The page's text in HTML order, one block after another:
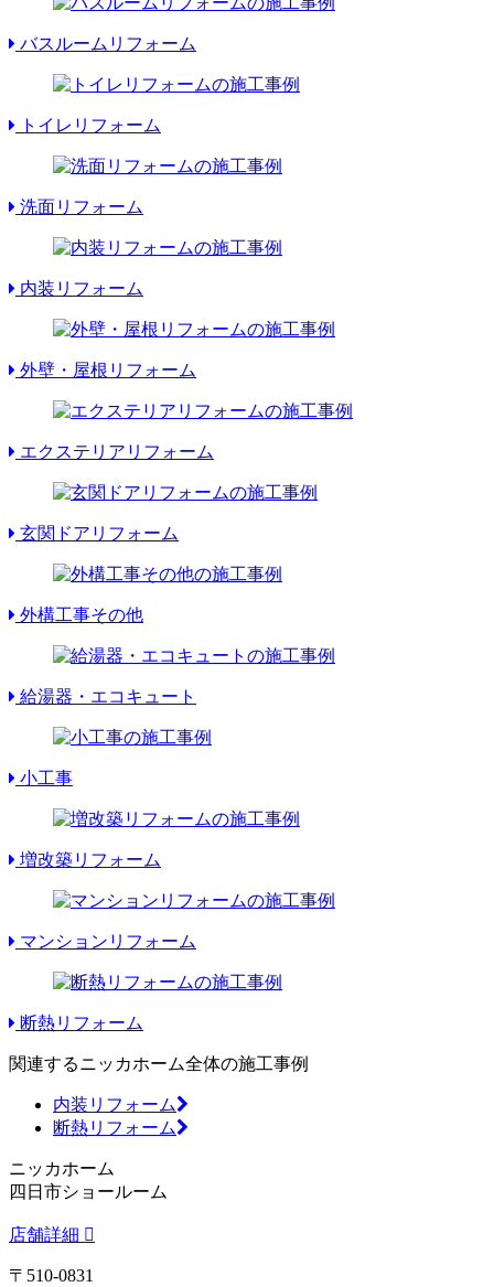
バスルームリフォーム
トイレリフォーム
洗面リフォーム
内装リフォーム
外壁・屋根リフォーム
エクステリアリフォーム
玄関ドアリフォーム
外構工事その他
給湯器・エコキュート
小工事
増改築リフォーム
マンションリフォーム
断熱リフォーム
関連するニッカホーム全体の施工事例
内装リフォーム
断熱リフォーム
ニッカホーム
四日市ショールーム
店舗詳細
〒510-0831